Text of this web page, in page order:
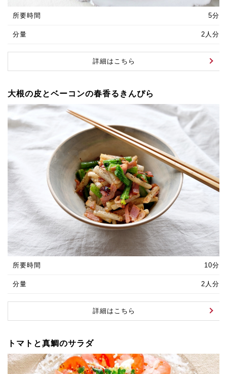
所要時間 5分
分量 2人分
詳細はこちら
大根の皮とベーコンの春香るきんぴら
所要時間 10分
分量 2人分
詳細はこちら
トマトと真鯛のサラダ